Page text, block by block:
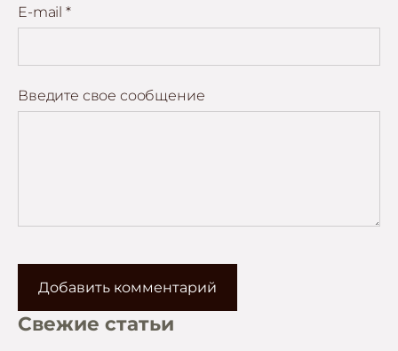
Свежие статьи
E-mail *
Введите свое сообщение